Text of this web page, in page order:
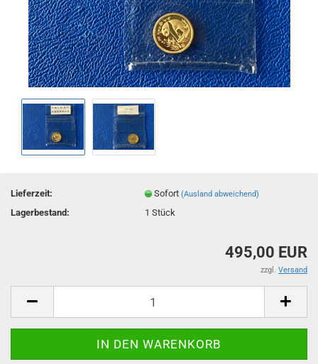
Lieferzeit: Sofort(Ausland abweichend)
Lagerbestand: 1Stück
495,00 EUR
zzgl. Versand